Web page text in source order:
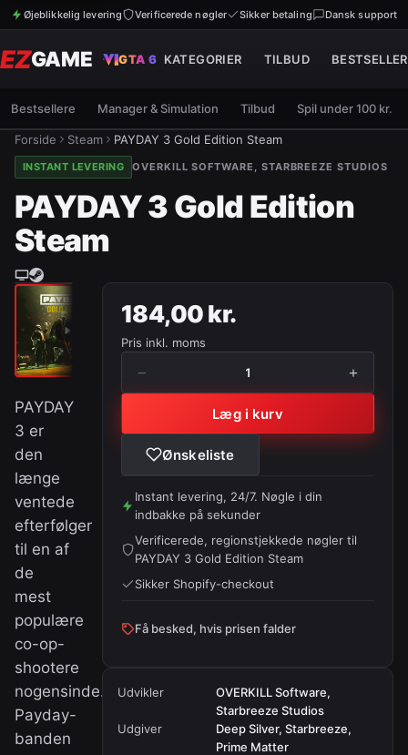
Øjeblikkelig levering Verificerede nøgler Sikker betaling Dansk support
EZGAME GTA 6 KATEGORIER TILBUD
Bestsellere Manager & Simulation Tilbud Spil under 100 kr.
Forside Steam PAYDAY 3 Gold Edition Steam
INSTANT LEVERING OVERKILL SOFTWARE, STARBREEZE STUDIOS
PAYDAY 3 Gold Edition
Steam
PAYDAY
3 er
den
længe
ventede
efterfølger
til en af
de
mest
populære
co-op-
shootere
nogensinde.
Payday-
banden
184,00 kr.
Pris inkl. moms
− 1 +
Læg i kurv
Ønskeliste
Instant levering, 24/7. Nøgle i din
indbakke på sekunder
Verificerede, regionstjekkede nøgler til
PAYDAY 3 Gold Edition Steam
Sikker Shopify-checkout
Få besked, hvis prisen falder
Udvikler
OVERKILL Software,
Starbreeze Studios
Udgiver
Deep Silver, Starbreeze,
Prime Matter